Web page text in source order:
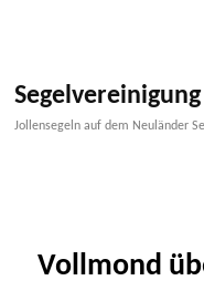
Jollensegeln auf dem Neuländer
Vollmond